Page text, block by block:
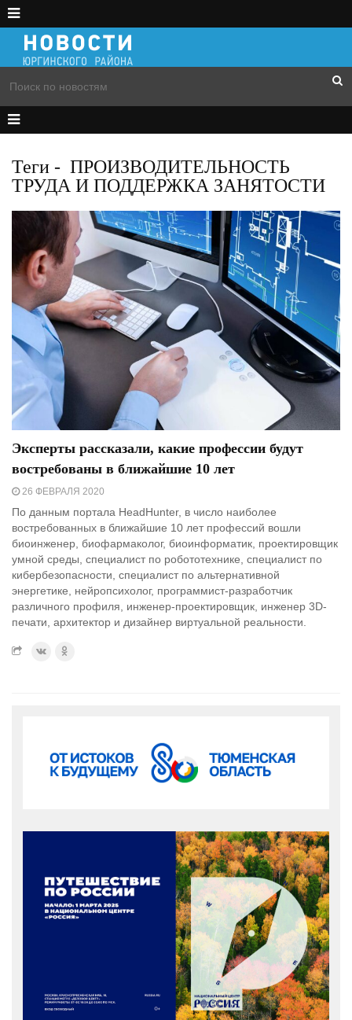
Теги - ПРОИЗВОДИТЕЛЬНОСТЬ
ТРУДА И ПОДДЕРЖКА ЗАНЯТОСТИ
Эксперты рассказали, какие профессии будут
востребованы в ближайшие 10 лет
26 ФЕВРАЛЯ 2020
По данным портала HeadHunter, в число наиболее
востребованных в ближайшие 10 лет профессий вошли
биоинженер, биофармаколог, биоинформатик, проектировщик
умной среды, специалист по робототехнике, специалист по
кибербезопасности, специалист по альтернативной
энергетике, нейропсихолог, программист-разработчик
различного профиля, инженер-проектировщик, инженер 3D-
печати, архитектор и дизайнер виртуальной реальности.